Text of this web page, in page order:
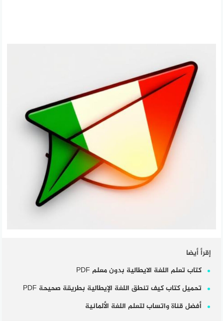
إقرأ أيضا
كتاب تعلم اللغة الايطالية بدون معلم PDF
تحميل كتاب كيف تنطق اللغة الإيطالية بطريقة صحيحة PDF
أفضل قناة واتساب لتعلم اللغة الألمانية